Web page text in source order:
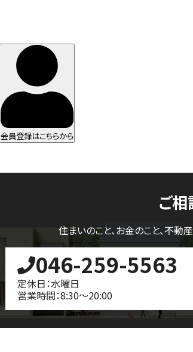
会員登録はこちらから
ご相
住まいのこと、お金のこと、不動
046-259-5563
定休日：水曜日
営業時間：8:30～20:00